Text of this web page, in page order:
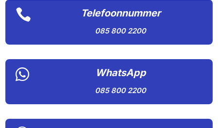
 Telefoonnummer
085 800 2200
 WhatsApp
085 800 2200